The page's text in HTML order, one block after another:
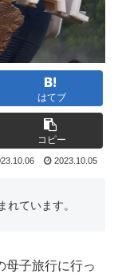
はてブ
コピー
2023.10.05
ています。
母子旅行に行っ